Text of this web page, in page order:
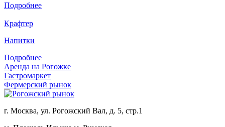
Подробнее
Крафтер
Напитки
Подробнее
Аренда на Рогожке
Гастромаркет
Фермерский рынок
г. Москва, ул. Рогожский Вал, д. 5, стр.1